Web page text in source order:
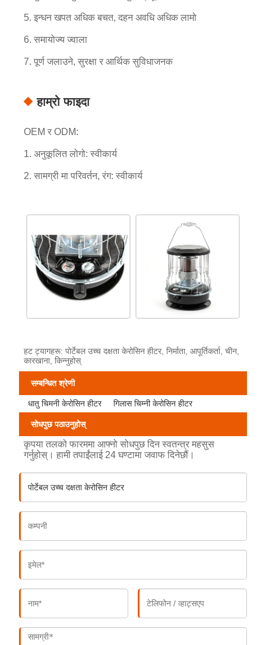
5. इन्धन खपत अधिक बचत, दहन अवधि अधिक लामो
6. समायोज्य ज्वाला
7. पूर्ण जलाउने, सुरक्षा र आर्थिक सुविधाजनक
हाम्रो फाइदा
OEM र ODM:
1. अनुकूलित लोगो: स्वीकार्य
2. सामग्री मा परिवर्तन, रंग: स्वीकार्य
हट ट्यागहरू: पोर्टेबल उच्च दक्षता केरोसिन हीटर, निर्माता, आपूर्तिकर्ता, चीन,
कारखाना, किन्नुहोस्
सम्बन्धित श्रेणी
धातु चिमनी केरोसिन हीटर गिलास चिम्नी केरोसिन हीटर
सोधपुछ पठाउनुहोस्
कृपया तलको फारममा आफ्नो सोधपुछ दिन स्वतन्त्र महसुस
गर्नुहोस्। हामी तपाईंलाई 24 घण्टामा जवाफ दिनेछौं।